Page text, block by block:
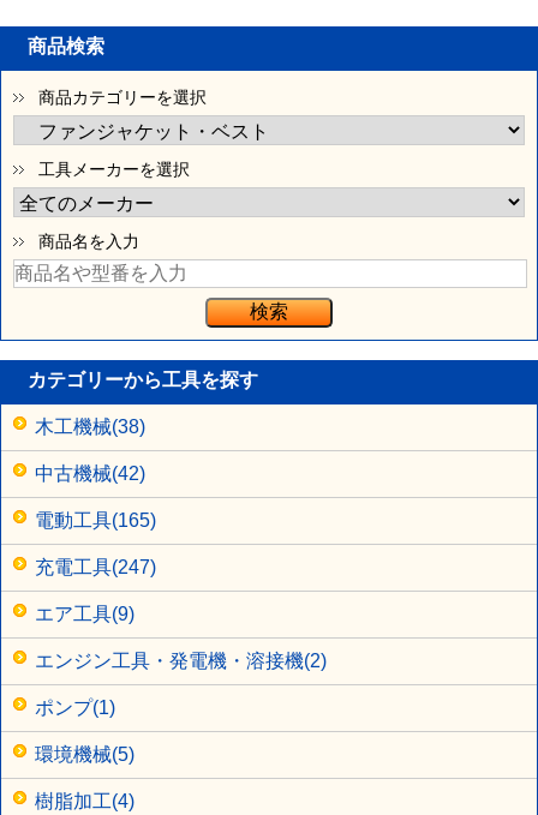
商品検索
商品カテゴリーを選択
工具メーカーを選択
商品名を入力
カテゴリーから工具を探す
木工機械(38)
中古機械(42)
電動工具(165)
充電工具(247)
エア工具(9)
エンジン工具・発電機・溶接機(2)
ポンプ(1)
環境機械(5)
樹脂加工(4)